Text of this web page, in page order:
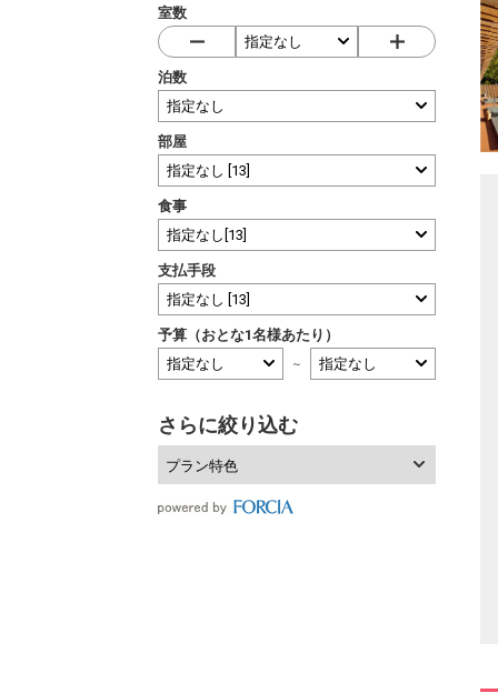
室数
泊数
部屋
食事
支払手段
予算（おとな1名様あたり）
～
さらに絞り込む
プラン特色